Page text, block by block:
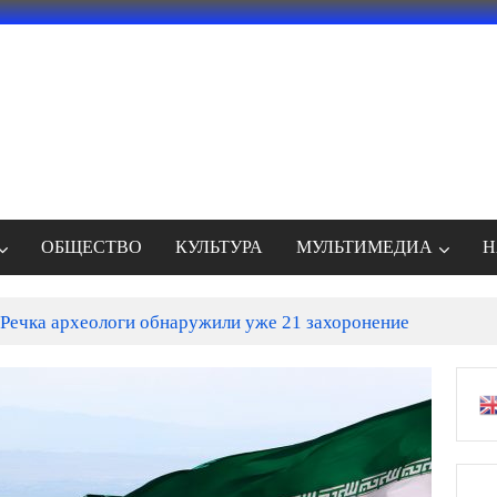
ОБЩЕСТВО КУЛЬТУРА МУЛЬТИМЕДИА
археологи обнаружили уже 21 захоронение